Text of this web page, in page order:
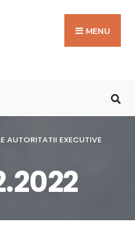
MENU
AUTORITATII EXECUTIVE